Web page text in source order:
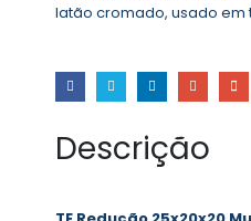
latão cromado, usado em
Descrição